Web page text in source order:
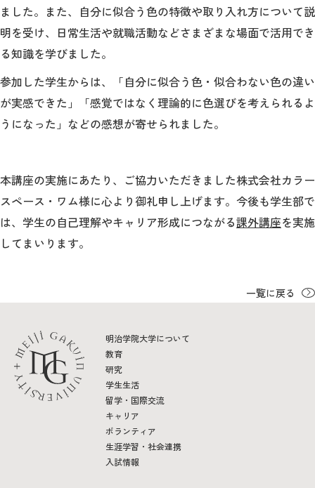
案内
お問合わせ
ました。また、自分に似合う色の特徴や取り入れ方について説
明を受け、日常生活や就職活動などさまざまな場面で活用でき
る知識を学びました。
参加した学生からは、「自分に似合う色・似合わない色の違い
が実感できた」「感覚ではなく理論的に色選びを考えられるよ
うになった」などの感想が寄せられました。
本講座の実施にあたり、ご協力いただきました株式会社カラー
スペース・ワム様に心より御礼申し上げます。今後も学生部で
は、学生の自己理解やキャリア形成につながる課外講座を実施
してまいります。
一覧に戻る
明治学院大学について
教育
研究
学生生活
留学・国際交流
キャリア
ボランティア
生涯学習・社会連携
入試情報